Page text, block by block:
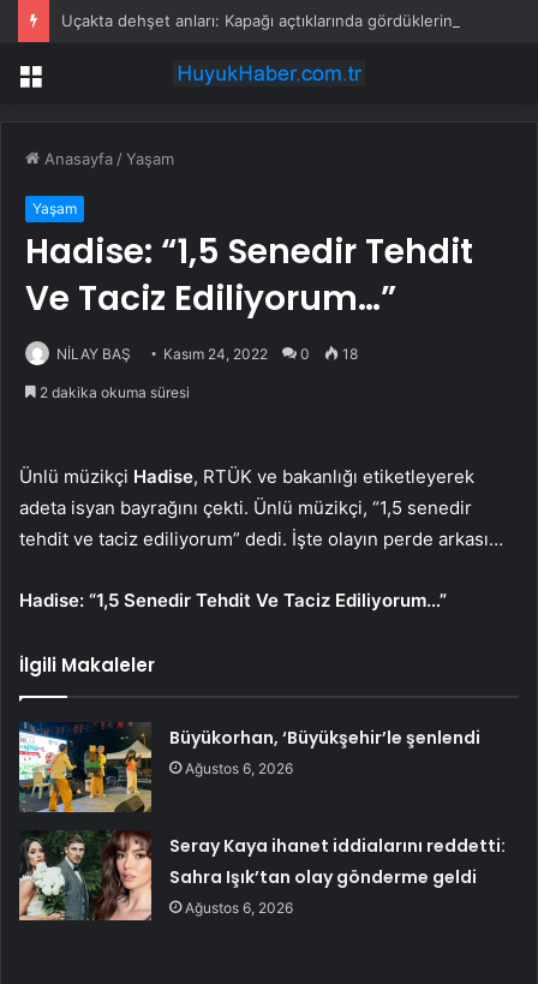
Menü
Anasayfa /Yaşam
Yaşam
Hadise: “1,5 Senedir Tehdit
Ve Taciz Ediliyorum…”
NİLAY BAŞ Kasım 24, 2022 0 18
2 dakika okuma süresi
Ünlü müzikçi Hadise, RTÜK ve bakanlığı etiketleyerek
adeta isyan bayrağını çekti. Ünlü müzikçi, “1,5 senedir
tehdit ve taciz ediliyorum” dedi. İşte olayın perde arkası…
Hadise: “1,5 Senedir Tehdit Ve Taciz Ediliyorum…”
İlgili Makaleler
Büyükorhan, ‘Büyükşehir’le şenlendi
Ağustos 6, 2026
Seray Kaya ihanet iddialarını reddetti:
Sahra Işık’tan olay gönderme geldi
Ağustos 6, 2026